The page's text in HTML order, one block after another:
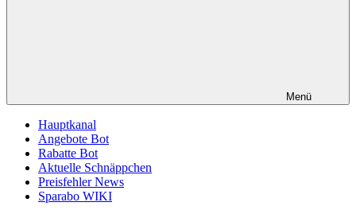
Menü
Hauptkanal
Angebote Bot
Rabatte Bot
Aktuelle Schnäppchen
Preisfehler News
Sparabo WIKI